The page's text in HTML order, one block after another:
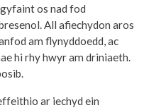
os nad fod
All afiechydon aros
am flynyddoedd, ac
hi rhy hwyr am driniaeth.
ar iechyd ein